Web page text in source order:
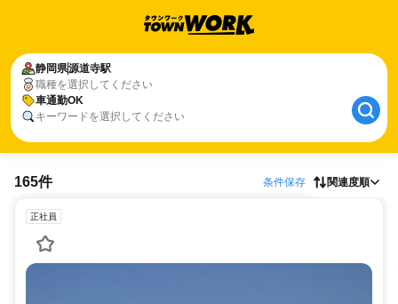
静岡県源道寺駅
職種を選択してください
車通勤OK
キーワードを選択してください
165件 条件保存 関連度順
正社員